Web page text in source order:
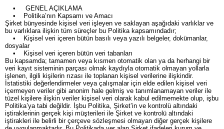
• GENEL AÇIKLAMA
• Politika’nın Kapsamı ve Amacı
Şirket bünyesinde kişisel veri işleyen ve saklayan aşağıdaki varlıklar ve
bu varlıklara ilişkin tüm süreçler bu Politika kapsamındadır;
• Kişisel veri içeren bütün basılı veya yazılı belgeler, dokümanlar,
dosyalar
• Kişisel veri içeren bütün veri tabanları
Bu kapsamda; tamamen veya kısmen otomatik olan ya da herhangi bir
veri kayıt sisteminin parçası olmak kaydıyla otomatik olmayan yollarla
işlenen, ilgili kişilerin rızası ile toplanan kişisel verilerine ilişkindir.
İstatistiki değerlendirmeler veya çalışmalar için elde edilen kişisel veri
içermeyen veriler gibi anonim hale gelmiş ve tanımlanamayan veriler ile
tüzel kişilere ilişkin veriler kişisel veri olarak kabul edilmemekte olup, işbu
Politika’ya tabi değildir. İşbu Politika, Şirket’in ve kontrolü altındaki
iştiraklerinin gerçek kişi müşterileri ile Şirket ve kontrolü altındaki
iştirakleri ile belirli bir çerçeve sözleşmesi olmayan diğer gerçek kişilere